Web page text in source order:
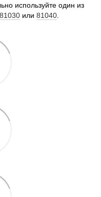
используйте один из
81030 или 81040